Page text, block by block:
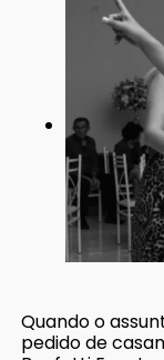
Quando o
pedido de